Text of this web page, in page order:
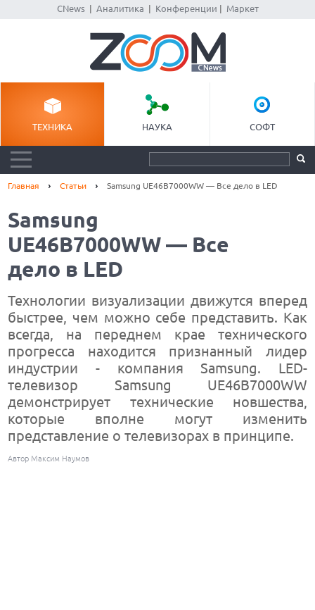
CNews| Аналитика Конференции Маркет
ТЕХНИКА НАУКА СОФТ
Главная Статьи Samsung UE46B7000WW — Все дело в LED
Samsung
UE46B7000WW — Все
дело в LED
Технологии визуализации движутся вперед
быстрее, чем можно себе представить. Как
всегда, на переднем крае технического
прогресса находится признанный лидер
индустрии - компания Samsung. LED-
телевизор Samsung UE46B7000WW
демонстрирует технические новшества,
которые вполне могут изменить
представление о телевизорах в принципе.
Автор Максим Наумов